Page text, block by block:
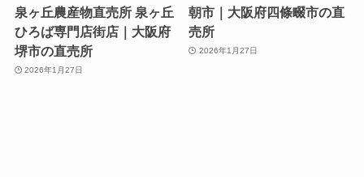
泉ヶ丘農産物直売所 泉ヶ丘
ひろば専門店街店｜大阪府
堺市の直売所
2026年1月27日
朝市｜大阪府四條畷市の直
売所
2026年1月27日